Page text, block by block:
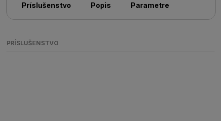
Príslušenstvo Popis Parametre
PRÍSLUŠENSTVO